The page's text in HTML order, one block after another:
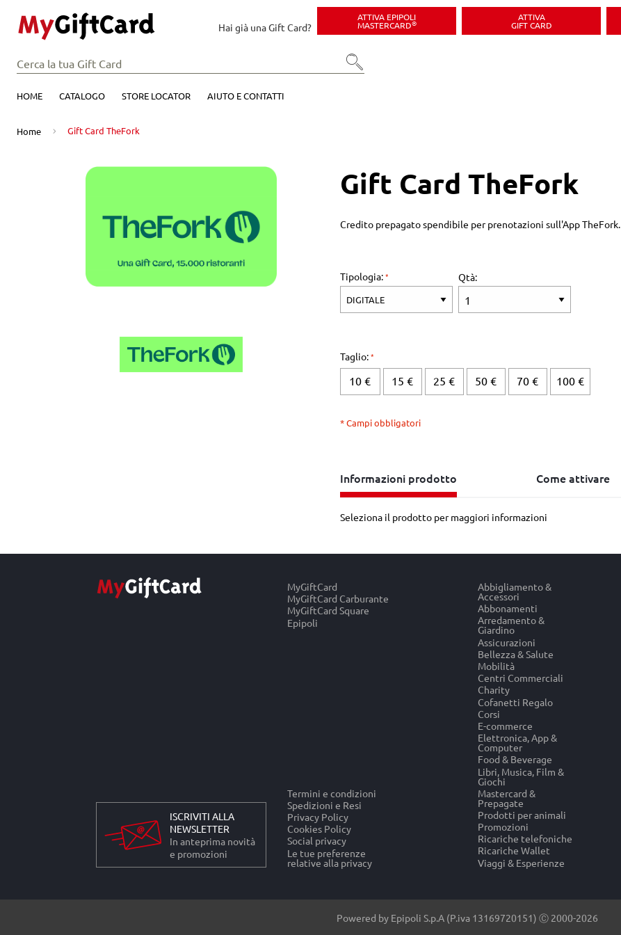
Hai già una Gift Card?
ATTIVA EPIPOLI
MASTERCARD®
ATTIVA
GIFT CARD
HOME CATALOGO STORE LOCATOR AIUTO E CONTATTI
Home Gift Card TheFork
Gift Card TheFork
Credito prepagato spendibile per prenotazioni sull'App TheFork.
Tipologia:
Taglio:
10 € 15 € 25 € 50 € 70 € 100 €
Qtà:
* Campi obbligatori
Informazioni prodotto Come attivare
Seleziona il prodotto per maggiori informazioni
ISCRIVITI ALLA
NEWSLETTER
In anteprima novità
e promozioni
MyGiftCard
MyGiftCard Carburante
MyGiftCard Square
Epipoli
Termini e condizioni
Spedizioni e Resi
Privacy Policy
Cookies Policy
Social privacy
Le tue preferenze
relative alla privacy
Abbigliamento &
Accessori
Abbonamenti
Arredamento &
Giardino
Assicurazioni
Bellezza & Salute
Mobilità
Centri Commerciali
Charity
Cofanetti Regalo
Corsi
E-commerce
Elettronica, App &
Computer
Food & Beverage
Libri, Musica, Film &
Giochi
Mastercard &
Prepagate
Prodotti per animali
Promozioni
Ricariche telefoniche
Ricariche Wallet
Viaggi & Esperienze
Powered by Epipoli S.p.A (P.iva 13169720151) Ⓒ 2000-2026